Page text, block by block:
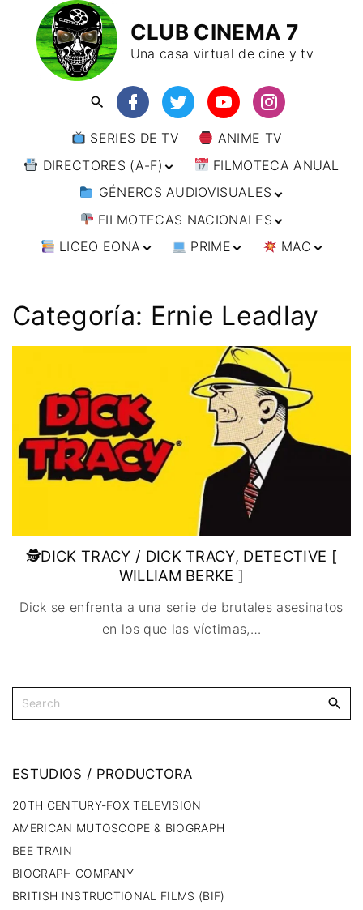
CLUB CINEMA 7
Una casa virtual de cine y tv
SERIES DE TV
ANIME TV
DIRECTORES (A-F)
DIRECTORES (F-L)
DIRECTORES (L-
W)
FILMOTECA ANUAL
GÉNEROS AUDIOVISUALES
ANIMACIÓN
ARTES MARCIALES
CINE DOCUMENTAL
CINE NEGRO / CRIMEN /
DRAMA
ÉPICO / MITOLÓGICO
EXPERIMENTOS
FANTÁSTICO
FILMOTECAS NACIONALES
AFRICA
BRASIL
CHILE
ESTADOS UNIDOS
MÉXICO
URUGUAY
ASIA
INDIA
JAPÓN
RUSIA
EUROPA
ALEMANIA
AUSTRIA
BÉLGICA
DINAMARCA
ESPAÑA
FRANCIA
ITALIA
PAISES BAJOS
REINO UNIDO
SUECIA
OCEANIA AUSTRALIA
LICEO EONA
TALLERES
ONLINE
SERVICIOS DE
COMPUTACIÓN
DISEÑO WEB
CONTACTO
TARJETA
DIGITAL
PRIME
IMPRESCINDIBLES
MAC
ANIME
🗨 CÓMICS
Categoría: Ernie Leadlay
🕵DICK TRACY / DICK TRACY, DETECTIVE [
WILLIAM BERKE ]
Dick se enfrenta a una serie de brutales asesinatos
en los que las víctimas,…
ESTUDIOS / PRODUCTORA
20TH CENTURY-FOX TELEVISION
AMERICAN MUTOSCOPE & BIOGRAPH
BEE TRAIN
BIOGRAPH COMPANY
BRITISH INSTRUCTIONAL FILMS (BIF)